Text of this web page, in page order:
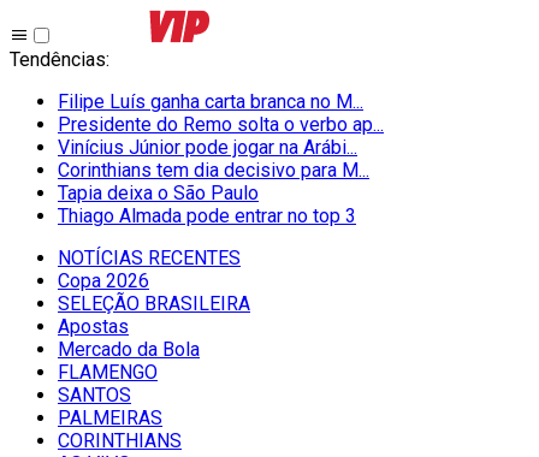
Tendências:
Filipe Luís ganha carta branca no M...
Presidente do Remo solta o verbo ap...
Vinícius Júnior pode jogar na Arábi...
Corinthians tem dia decisivo para M...
Tapia deixa o São Paulo
Thiago Almada pode entrar no top 3
NOTÍCIAS RECENTES
Copa 2026
SELEÇÃO BRASILEIRA
Apostas
Mercado da Bola
FLAMENGO
SANTOS
PALMEIRAS
CORINTHIANS